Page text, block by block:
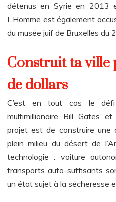
détenus en Syrie en 2013
L’Homme est également
du musée juif de Bruxelles du
Construit ta
de dollars
C’est en tout cas le
multimillionaire Bill Gates
projet est de construire
plein milieu du désert de
technologie : voiture
transports auto-suffisants
un état sujet à la sécheresse